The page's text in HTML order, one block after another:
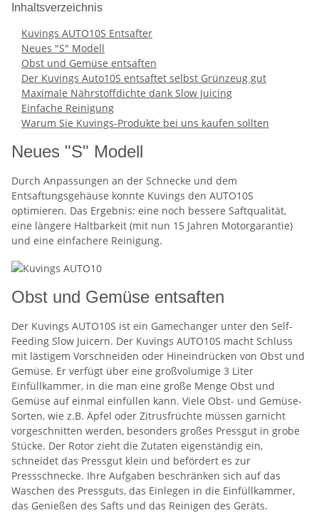
Inhaltsverzeichnis
Kuvings AUTO10S Entsafter
Neues "S" Modell
Obst und Gemüse entsaften
Der Kuvings Auto10S entsaftet selbst Grünzeug gut
Maximale Nährstoffdichte dank Slow Juicing
Einfache Reinigung
Warum Sie Kuvings-Produkte bei uns kaufen sollten
Neues "S" Modell
Durch Anpassungen an der Schnecke und dem
Entsaftungsgehäuse konnte Kuvings den AUTO10S
optimieren. Das Ergebnis: eine noch bessere Saftqualität,
eine längere Haltbarkeit (mit nun 15 Jahren Motorgarantie)
und eine einfachere Reinigung.
Obst und Gemüse entsaften
Der Kuvings AUTO10S ist ein Gamechanger unter den Self-
Feeding Slow Juicern. Der Kuvings AUTO10S macht Schluss
mit lästigem Vorschneiden oder Hineindrücken von Obst und
Gemüse. Er verfügt über eine großvolumige 3 Liter
Einfüllkammer, in die man eine große Menge Obst und
Gemüse auf einmal einfüllen kann. Viele Obst- und Gemüse-
Sorten, wie z.B. Äpfel oder Zitrusfrüchte müssen garnicht
vorgeschnitten werden, besonders großes Pressgut in grobe
Stücke. Der Rotor zieht die Zutaten eigenständig ein,
schneidet das Pressgut klein und befördert es zur
Pressschnecke. Ihre Aufgaben beschränken sich auf das
Waschen des Pressguts, das Einlegen in die Einfüllkammer,
das Genießen des Safts und das Reinigen des Geräts.